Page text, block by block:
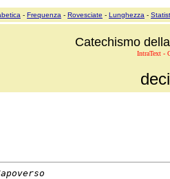
- Frequenza - Rovesciate - Lunghezza -
Catechismo
IntraText -